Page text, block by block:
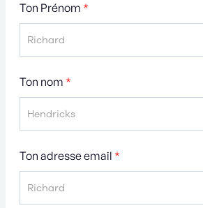
Ton Prénom *
Ton nom *
Ton adresse email *